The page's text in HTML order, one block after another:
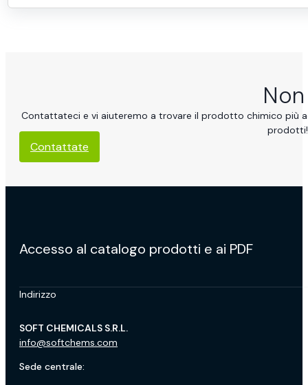
Contattateci e vi aiuteremo a trovare il prodotto chimico più
prodotti!
Contattate
Accesso al catalogo prodotti e ai PDF
Indirizzo
SOFT CHEMICALS S.R.L.
info@softchems.com
Sede centrale: